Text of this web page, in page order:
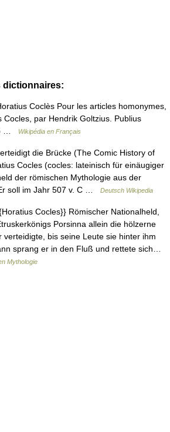
dictionnaires:
Coclès Pour les articles homonymes,
Cocles, par Hendrik Goltzius. Publius
…
Wikipédia en Français
die Brücke (The Comic History of
Cocles (cocles: lateinisch für einäugiger
der römischen Mythologie aus der
soll im Jahr 507 v. C …
Deutsch Wikipedia
Cocles}} Römischer Nationalheld,
Porsinna allein die hölzerne
verteidigte, bis seine Leute sie hinter ihm
sprang er in den Fluß und rettete sich…
Mythologie